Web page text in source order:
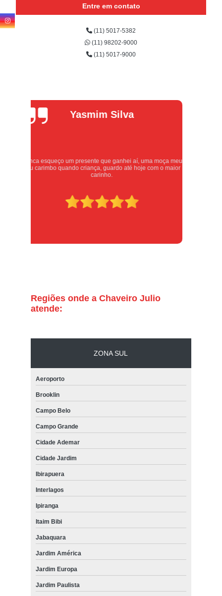
Entre em contato
(11) 5017-5382
(11) 98202-9000
(11) 5017-9000
Alexandre
Oliveira
Atendimento excelente, serviços executados com carinho e
respeito. Recomendo sem dúvidas, merece 10 estrelas
Regiões onde a Chaveiro Julio
atende:
ZONA SUL
Aeroporto
Brooklin
Campo Belo
Campo Grande
Cidade Ademar
Cidade Jardim
Ibirapuera
Interlagos
Ipiranga
Itaim Bibi
Jabaquara
Jardim América
Jardim Europa
Jardim Paulista